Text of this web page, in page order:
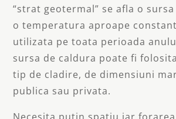
“strat geotermal” se afla o
o temperatura aproape
utilizata pe toata perioada
sursa de caldura poate fi
tip de cladire, de dimensiuni
publica sau privata.